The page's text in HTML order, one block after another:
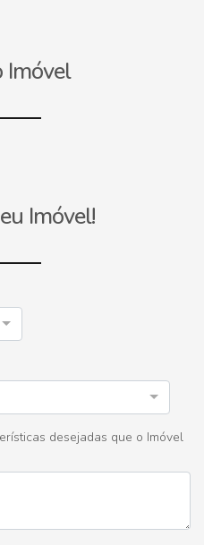
Imóvel
Imóvel!
desejadas que o Imóvel